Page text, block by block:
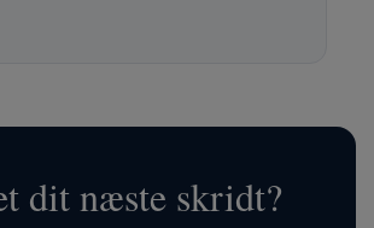
dit næste skridt?